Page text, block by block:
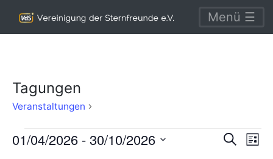
Menü ☰
Tagungen
Veranstaltungen
Veranstaltungen SucheListe
01/04/2026 - 30/10/2026